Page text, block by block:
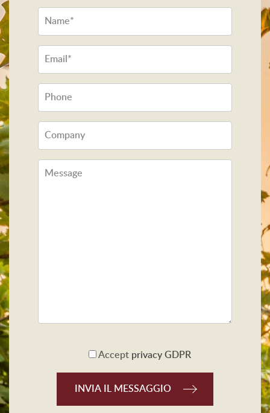
Accept privacy GDPR